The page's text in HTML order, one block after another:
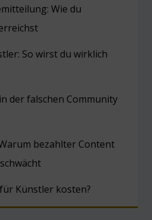
Wie du
So wirst du wirklich
der falschen Community
bezahlter Content
Künstler kosten?